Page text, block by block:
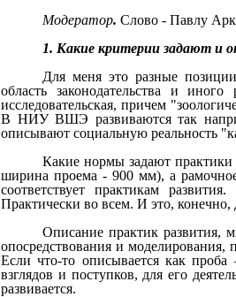
Модератор.Слово - Павлу
1. Какие критерии задают и
Для меня это разные
область законодательства и
исследовательская, причем
В НИУ ВШЭ развиваются так
описывают социальную реальность
Какие нормы задают
ширина проема - 900 мм), а
соответствует практикам
Практически во всем. И это, конечно,
Описание практик развития,
опосредствования и моделирования,
Если что-то описывается как
взглядов и поступков, для его
развивается.